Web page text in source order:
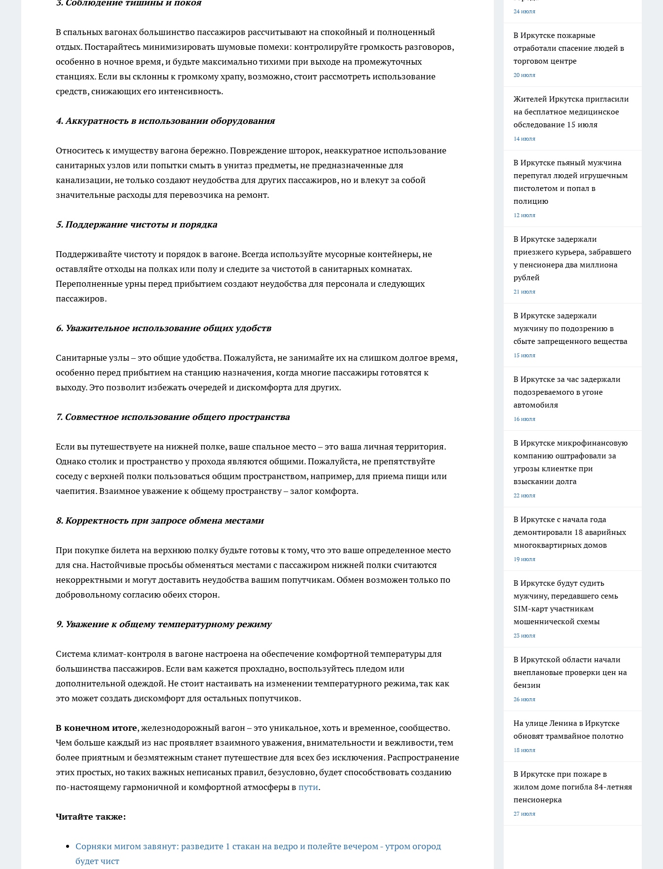
3. Соблюдение тишины и покоя
В спальных вагонах большинство пассажиров рассчитывают на спокойный и полноценный
отдых. Постарайтесь минимизировать шумовые помехи: контролируйте громкость разговоров,
особенно в ночное время, и будьте максимально тихими при выходе на промежуточных
станциях. Если вы склонны к громкому храпу, возможно, стоит рассмотреть использование
средств, снижающих его интенсивность.
4. Аккуратность в использовании оборудования
Относитесь к имуществу вагона бережно. Повреждение шторок, неаккуратное использование
санитарных узлов или попытки смыть в унитаз предметы, не предназначенные для
канализации, не только создают неудобства для других пассажиров, но и влекут за собой
значительные расходы для перевозчика на ремонт.
5. Поддержание чистоты и порядка
Поддерживайте чистоту и порядок в вагоне. Всегда используйте мусорные контейнеры, не
оставляйте отходы на полках или полу и следите за чистотой в санитарных комнатах.
Переполненные урны перед прибытием создают неудобства для персонала и следующих
пассажиров.
6. Уважительное использование общих удобств
Санитарные узлы – это общие удобства. Пожалуйста, не занимайте их на слишком долгое время,
особенно перед прибытием на станцию назначения, когда многие пассажиры готовятся к
выходу. Это позволит избежать очередей и дискомфорта для других.
7. Совместное использование общего пространства
Если вы путешествуете на нижней полке, ваше спальное место – это ваша личная территория.
Однако столик и пространство у прохода являются общими. Пожалуйста, не препятствуйте
соседу с верхней полки пользоваться общим пространством, например, для приема пищи или
чаепития. Взаимное уважение к общему пространству – залог комфорта.
8. Корректность при запросе обмена местами
При покупке билета на верхнюю полку будьте готовы к тому, что это ваше определенное место
для сна. Настойчивые просьбы обменяться местами с пассажиром нижней полки считаются
некорректными и могут доставить неудобства вашим попутчикам. Обмен возможен только по
добровольному согласию обеих сторон.
9. Уважение к общему температурному режиму
Система климат-контроля в вагоне настроена на обеспечение комфортной температуры для
большинства пассажиров. Если вам кажется прохладно, воспользуйтесь пледом или
дополнительной одеждой. Не стоит настаивать на изменении температурного режима, так как
это может создать дискомфорт для остальных попутчиков.
В конечном итоге, железнодорожный вагон – это уникальное, хоть и временное, сообщество.
Чем больше каждый из нас проявляет взаимного уважения, внимательности и вежливости, тем
более приятным и безмятежным станет путешествие для всех без исключения. Распространение
этих простых, но таких важных неписаных правил, безусловно, будет способствовать созданию
по-настоящему гармоничной и комфортной атмосферы в пути.
Читайте также:
Сорняки мигом завянут: разведите 1 стакан на ведро и полейте вечером - утром огород
будет чист
24 июля
В Иркутске пожарные
отработали спасение людей в
торговом центре
20 июля
Жителей Иркутска пригласили
на бесплатное медицинское
обследование 15 июля
14 июля
В Иркутске пьяный мужчина
перепугал людей игрушечным
пистолетом и попал в
полицию
12 июля
В Иркутске задержали
приезжего курьера, забравшего
у пенсионера два миллиона
рублей
21 июля
В Иркутске задержали
мужчину по подозрению в
сбыте запрещенного вещества
15 июля
В Иркутске за час задержали
подозреваемого в угоне
автомобиля
16 июля
В Иркутске микрофинансовую
компанию оштрафовали за
угрозы клиентке при
взыскании долга
22 июля
В Иркутске с начала года
демонтировали 18 аварийных
многоквартирных домов
19 июля
В Иркутске будут судить
мужчину, передавшего семь
SIM-карт участникам
мошеннической схемы
23 июля
В Иркутской области начали
внеплановые проверки цен на
бензин
26 июля
На улице Ленина в Иркутске
обновят трамвайное полотно
18 июля
В Иркутске при пожаре в
жилом доме погибла 84-летняя
пенсионерка
27 июля